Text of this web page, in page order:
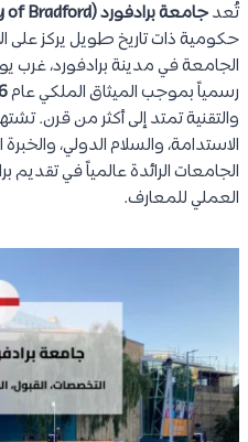
تُعدجامعة برادفورد (University of Bradford)
حكومية ذات تاريخ طويل يركز على
الجامعة في مدينة برادفورد، غرب
رسمياً بموجب الميثاق الملكي عام
والتقنية تمتد إلى أكثر من قرن.
الاستدامة، والسلام الدولي،
الجامعات الرائدة عالمياً في تقديم
العملي للمعارف.